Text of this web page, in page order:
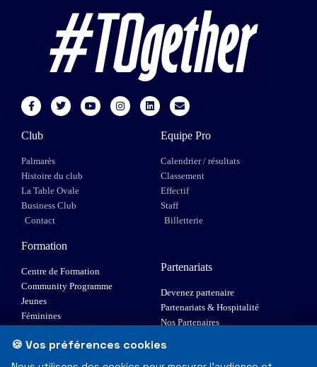
Club
Palmarès
Histoire du club
La Table Ovale
Business Club
Contact
Equipe Pro
Calendrier / résultats
Classement
Effectif
Staff
Billetterie
Formation
Centre de Formation
Community Programme
Jeunes
Féminines
Elite 1
Partenariats
Devenez partenaire
Partenariats & Hospitalité
Nos Partenaires
🍪 Vos préférences cookies